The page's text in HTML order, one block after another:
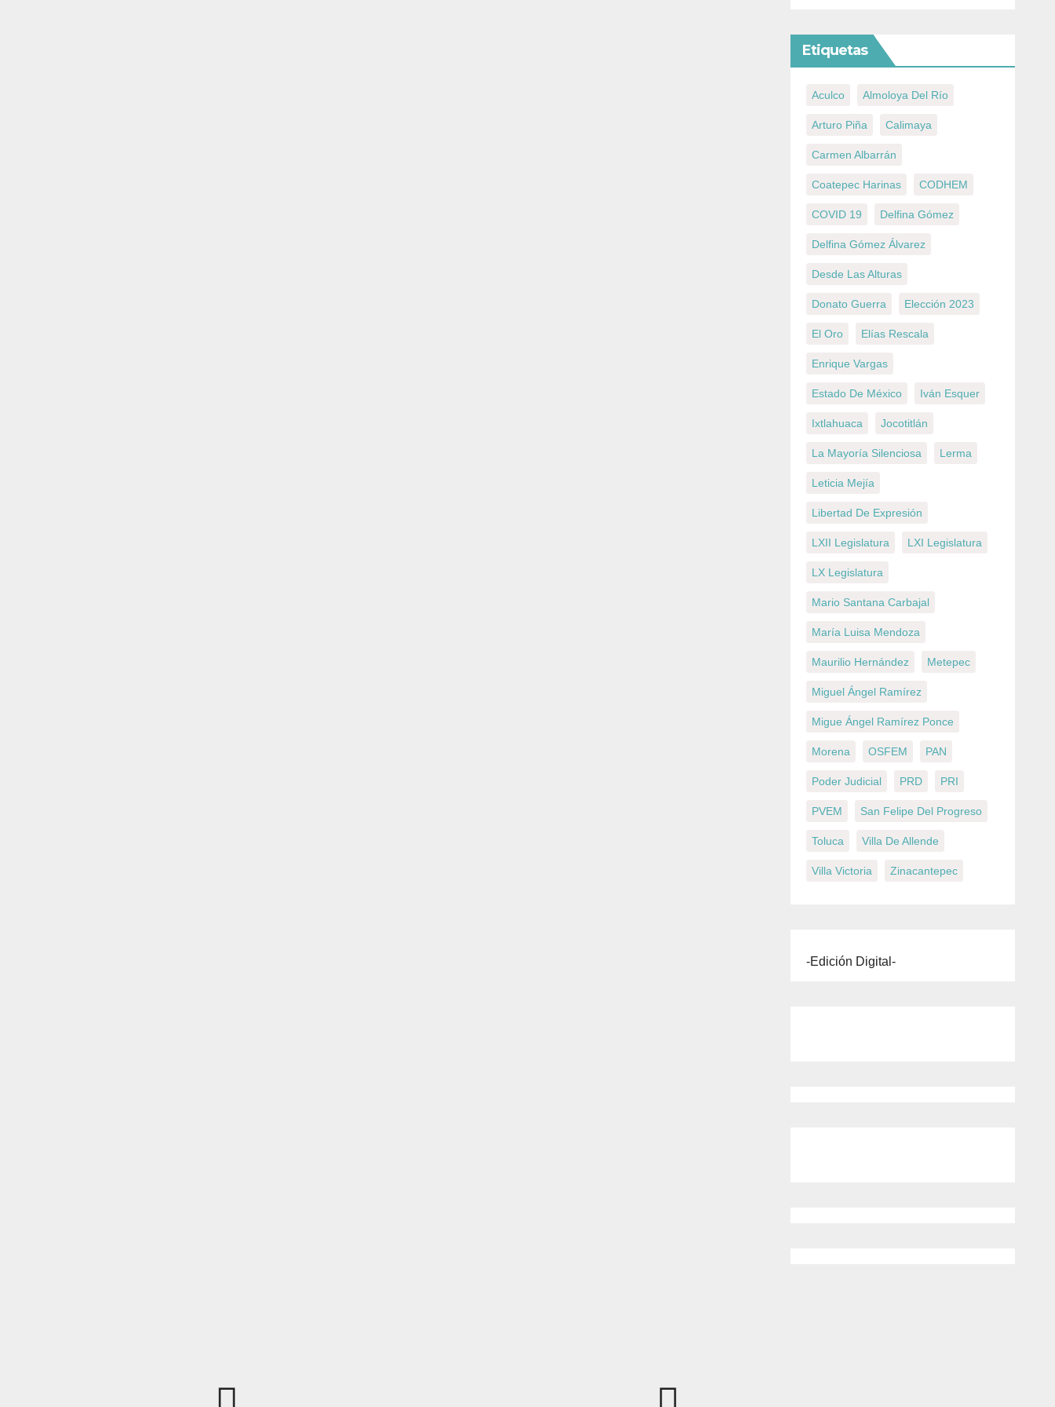
Etiquetas
Aculco Almoloya Del Río
Arturo Piña Calimaya
Carmen Albarrán
Coatepec Harinas CODHEM
COVID 19 Delfina Gómez
Delfina Gómez Álvarez
Desde Las Alturas
Donato Guerra Elección 2023
El Oro Elías Rescala
Enrique Vargas
Estado De México Iván Esquer
Ixtlahuaca Jocotitlán
La Mayoría Silenciosa Lerma
Leticia Mejía
Libertad De Expresión
LXII Legislatura LXI Legislatura
LX Legislatura
Mario Santana Carbajal
María Luisa Mendoza
Maurilio Hernández Metepec
Miguel Ángel Ramírez
Migue Ángel Ramírez Ponce
Morena OSFEM PAN
Poder Judicial PRD PRI
PVEM San Felipe Del Progreso
Toluca Villa De Allende
Villa Victoria Zinacantepec
-Edición Digital-